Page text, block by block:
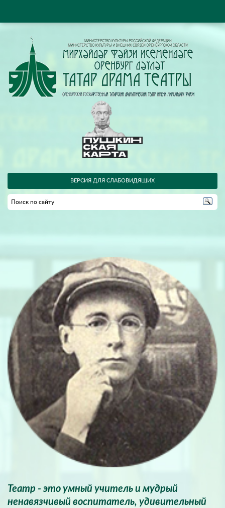
ВЕРСИЯ ДЛЯ СЛАБОВИДЯЩИХ
Театр - это умный учитель и мудрый
ненавязчивый воспитатель, удивительный